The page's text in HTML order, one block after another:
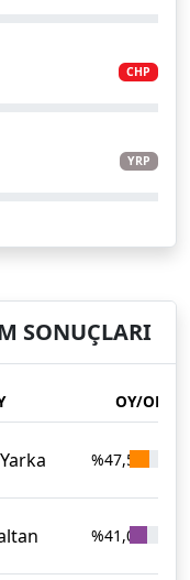
CHP
YRP
SONUÇLARI
OY/ORAN
%47,58
%41,04